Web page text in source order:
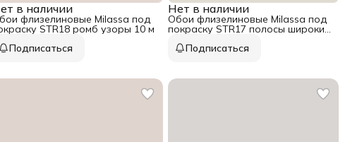
в наличии
флизелиновые Milassa под
STR18 ромб узоры 10 м
Подписаться
Нет в наличии
Обои флизелиновые Milassa под
покраску STR17 полосы широкие
Подписаться